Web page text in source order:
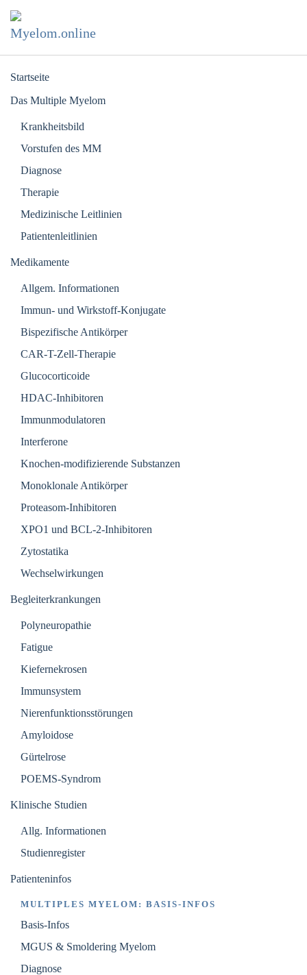
Zum Hauptinhalt springen
Startseite
Das Multiple Myelom
Krankheitsbild
Vorstufen des MM
Diagnose
Therapie
Medizinische Leitlinien
Patientenleitlinien
Medikamente
Allgem. Informationen
Immun- und Wirkstoff-Konjugate
Bispezifische Antikörper
CAR-T-Zell-Therapie
Glucocorticoide
HDAC-Inhibitoren
Immunmodulatoren
Interferone
Knochen-modifizierende Substanzen
Monoklonale Antikörper
Proteasom-Inhibitoren
XPO1 und BCL-2-Inhibitoren
Zytostatika
Wechselwirkungen
Begleiterkrankungen
Polyneuropathie
Fatigue
Kiefernekrosen
Immunsystem
Nierenfunktionsstörungen
Amyloidose
Gürtelrose
POEMS-Syndrom
Klinische Studien
Allg. Informationen
Studienregister
Patienteninfos
MULTIPLES MYELOM: BASIS-INFOS
Basis-Infos
MGUS & Smoldering Myelom
Diagnose